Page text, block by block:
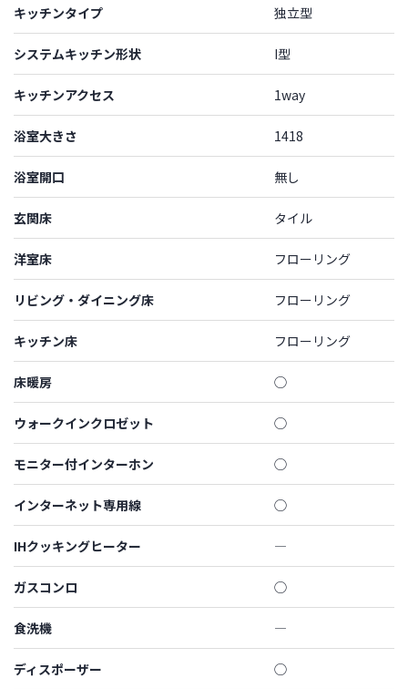
キッチンタイプ 独立型
システムキッチン形状 I型
キッチンアクセス 1way
浴室大きさ 1418
浴室開口 無し
玄関床 タイル
洋室床 フローリング
リビング・ダイニング床 フローリング
キッチン床 フローリング
床暖房 ◯
ウォークインクロゼット ◯
モニター付インターホン ◯
インターネット専用線 ◯
IHクッキングヒーター ―
ガスコンロ ◯
食洗機 ―
ディスポーザー ◯